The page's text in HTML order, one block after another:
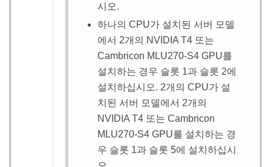
시오.
하나의 CPU가 설치된 서버 모델
에서 2개의 NVIDIA T4 또는
Cambricon MLU270-S4 GPU를
설치하는 경우 슬롯 1과 슬롯 2에
설치하십시오. 2개의 CPU가 설
치된 서버 모델에서 2개의
NVIDIA T4 또는 Cambricon
MLU270-S4 GPU를 설치하는 경
우 슬롯 1과 슬롯 5에 설치하십시